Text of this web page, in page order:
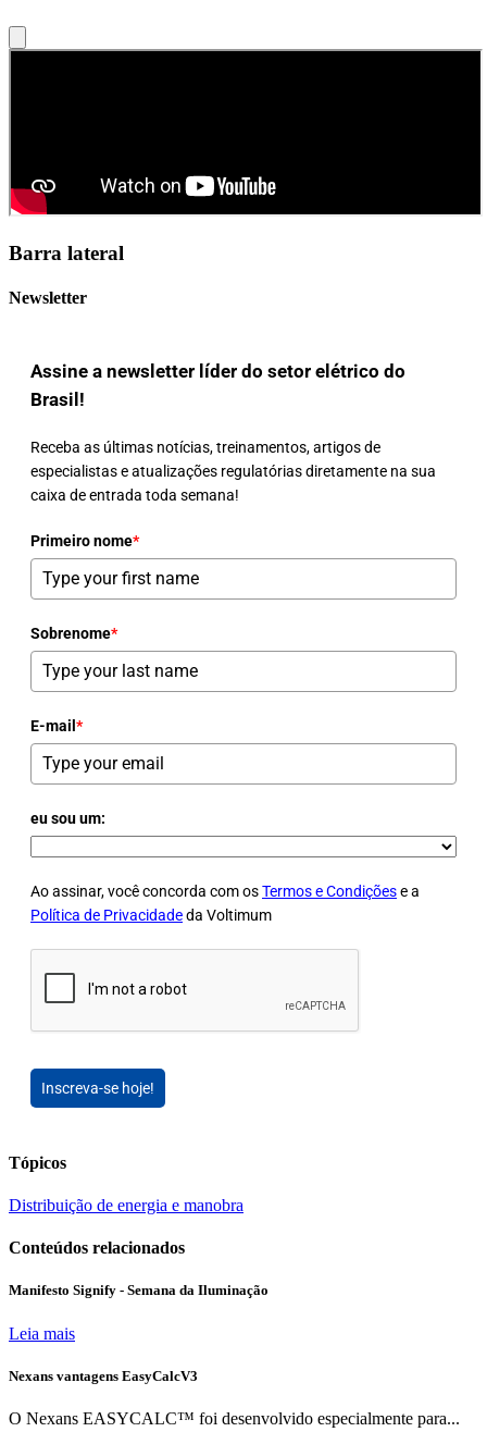
Barra lateral
Newsletter
Assine a newsletter líder do setor elétrico do
Brasil!
Receba as últimas notícias, treinamentos, artigos de
especialistas e atualizações regulatórias diretamente na sua
caixa de entrada toda semana!
Primeiro nome*
Sobrenome*
E-mail *
eu sou um:
Ao assinar, você concorda com osTermos e Condiçõese a
Política de Privacidadeda Voltimum
Inscreva-se hoje!
Tópicos
Distribuição de energia e manobra
Conteúdos relacionados
Manifesto Signify - Semana da Iluminação
Leia mais
Nexans vantagens EasyCalcV3
O Nexans EASYCALC™ foi desenvolvido especialmente para...